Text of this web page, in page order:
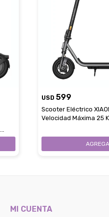
USD 599
Scooter Eléctrico
Velocidad Máxima 25
MI CUENTA